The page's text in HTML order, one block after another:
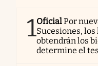
1OficialPor
Sucesiones,
obtendrán los
determine el